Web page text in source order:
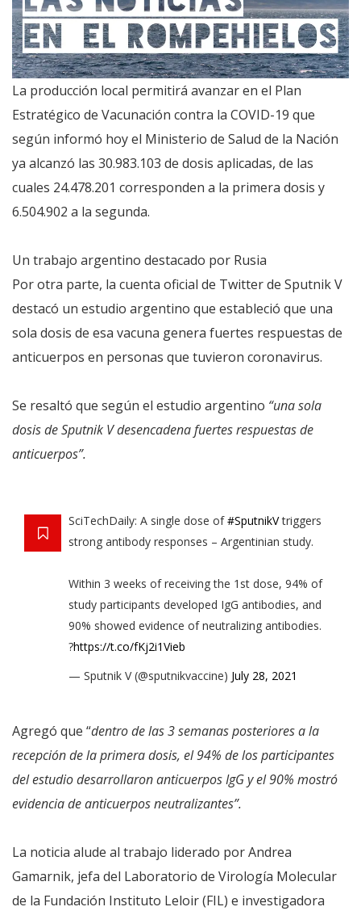
La producción local permitirá avanzar en el Plan
Estratégico de Vacunación contra la COVID-19 que
según informó hoy el Ministerio de Salud de la Nación
ya alcanzó las 30.983.103 de dosis aplicadas, de las
cuales 24.478.201 corresponden a la primera dosis y
6.504.902 a la segunda.
Un trabajo argentino destacado por Rusia
Por otra parte, la cuenta oficial de Twitter de Sputnik V
destacó un estudio argentino que estableció que una
sola dosis de esa vacuna genera fuertes respuestas de
anticuerpos en personas que tuvieron coronavirus.
Se resaltó que según el estudio argentino “una sola
dosis de Sputnik V desencadena fuertes respuestas de
anticuerpos”.
SciTechDaily: A single dose of#SputnikVtriggers
strong antibody responses – Argentinian study.
Within 3 weeks of receiving the 1st dose, 94% of
study participants developed IgG antibodies, and
90% showed evidence of neutralizing antibodies.
?https://t.co/fKj2i1Vieb
— Sputnik V (@sputnikvaccine) July 28, 2021
Agregó que “dentro de las 3 semanas posteriores a la
recepción de la primera dosis, el 94% de los participantes
del estudio desarrollaron anticuerpos IgG y el 90% mostró
evidencia de anticuerpos neutralizantes”.
La noticia alude al trabajo liderado por Andrea
Gamarnik, jefa del Laboratorio de Virología Molecular
de la Fundación Instituto Leloir (FIL) e investigadora